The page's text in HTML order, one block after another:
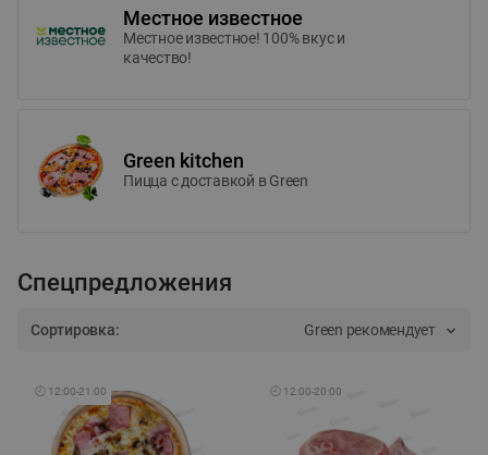
Местное известное
Местное известное! 100% вкус и
качество!
Green kitchen
Пицца c доставкой в Green
Спецпредложения
Сортировка: Green рекомендует
🕘 12:00-21:00 🕘 12:00-20:00